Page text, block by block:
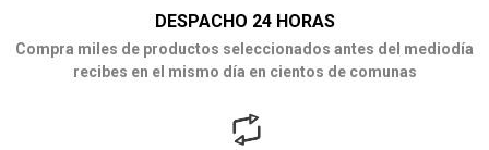
DESPACHO 24 HORAS
Compra miles de productos seleccionados antes del mediodía
recibes en el mismo día en cientos de comunas